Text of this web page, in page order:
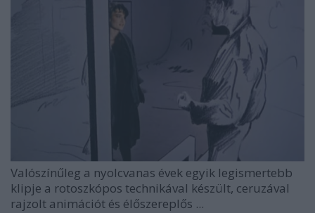
Valószínűleg a nyolcvanas évek egyik legismertebb
klipje a rotoszkópos technikával készült, ceruzával
rajzolt animációt és élőszereplős ...